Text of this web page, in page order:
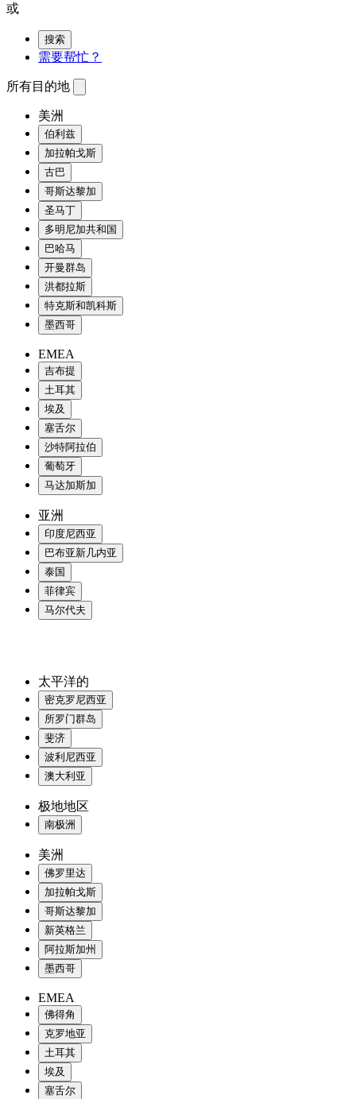
或
搜索
需要帮忙？
所有目的地
美洲
伯利兹
加拉帕戈斯
古巴
哥斯达黎加
圣马丁
多明尼加共和国
巴哈马
开曼群岛
洪都拉斯
特克斯和凯科斯
墨西哥
EMEA
吉布提
土耳其
埃及
塞舌尔
沙特阿拉伯
葡萄牙
马达加斯加
亚洲
印度尼西亚
巴布亚新几内亚
泰国
菲律宾
马尔代夫
太平洋的
密克罗尼西亚
所罗门群岛
斐济
波利尼西亚
澳大利亚
极地地区
南极洲
美洲
佛罗里达
加拉帕戈斯
哥斯达黎加
新英格兰
阿拉斯加州
墨西哥
EMEA
佛得角
克罗地亚
土耳其
埃及
塞舌尔